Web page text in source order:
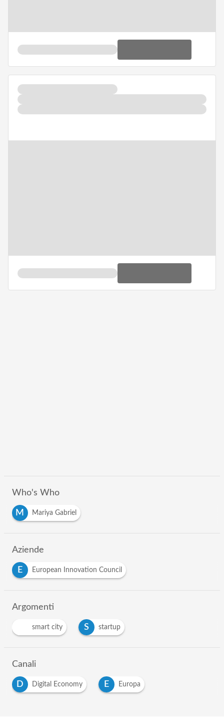
Who's Who
M Mariya Gabriel
Aziende
E European Innovation Council
Argomenti
smart city S startup
Canali
D Digital Economy E Europa